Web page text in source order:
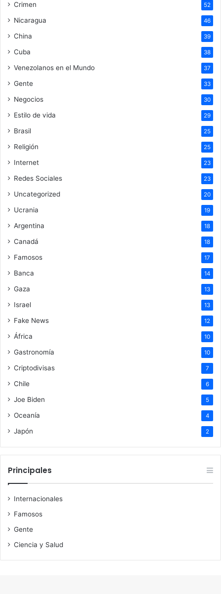
Crimen 52
Nicaragua 46
China 39
Cuba 38
Venezolanos en el Mundo 37
Gente 33
Negocios 30
Estilo de vida 29
Brasil 25
Religión 25
Internet 23
Redes Sociales 23
Uncategorized 20
Ucrania 19
Argentina 18
Canadá 18
Famosos 17
Banca 14
Gaza 13
Israel 13
Fake News 12
África 10
Gastronomía 10
Criptodivisas 7
Chile 6
Joe Biden 5
Oceanía 4
Japón 2
Principales
Internacionales
Famosos
Gente
Ciencia y Salud